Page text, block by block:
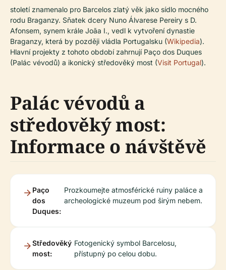
století znamenalo pro Barcelos zlatý věk jako sídlo mocného
rodu Braganzy. Sňatek dcery Nuno Álvarese Pereiry s D.
Afonsem, synem krále Joãa I., vedl k vytvoření dynastie
Braganzy, která by později vládla Portugalsku (Wikipedia).
Hlavní projekty z tohoto období zahrnují Paço dos Duques
(Palác vévodů) a ikonický středověký most (Visit Portugal).
Palác vévodů a
středověký most:
Informace o návštěvě
Paço
dos
Duques:
Prozkoumejte atmosférické ruiny paláce a
archeologické muzeum pod širým nebem.
Středověký
most:
Fotogenický symbol Barcelosu,
přístupný po celou dobu.